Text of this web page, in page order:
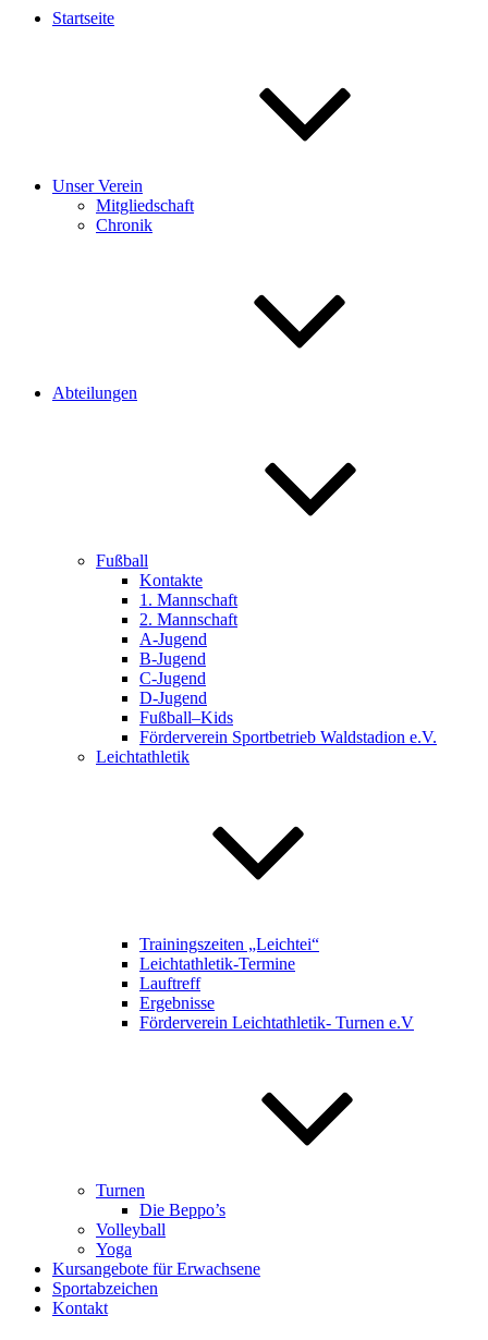
Startseite
Unser Verein
Mitgliedschaft
Chronik
Abteilungen
Fußball
Kontakte
1. Mannschaft
2. Mannschaft
A-Jugend
B-Jugend
C-Jugend
D-Jugend
Fußball–Kids
Förderverein Sportbetrieb Waldstadion e.V.
Leichtathletik
Trainingszeiten „Leichtei“
Leichtathletik-Termine
Lauftreff
Ergebnisse
Förderverein Leichtathletik- Turnen e.V
Turnen
Die Beppo’s
Volleyball
Yoga
Kursangebote für Erwachsene
Sportabzeichen
Kontakt